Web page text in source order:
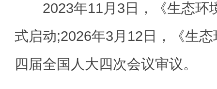
2023年11月3日，《生态环
式启动;2026年3月12日，《生
四届全国人大四次会议审议。